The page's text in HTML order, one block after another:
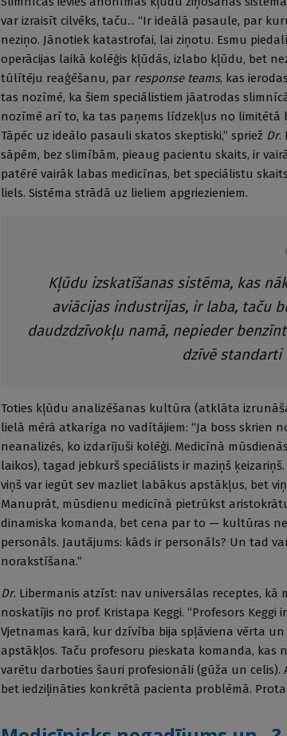
var izraisīt cilvēks, taču... “Ir ideālā pasaule, par
neziņo. Jānotiek katastrofai, lai ziņotu. Esmu
operācijas laikā kolēģis kļūdās, izlabo kļūdu, bet
tūlītēju reaģēšanu, par response teams, kas
tas nozīmē, ka šiem speciālistiem jāatrodas
nozīmē arī to, ka tas paņems līdzekļus no
Tāpēc uz ideālo pasauli skatos skeptiski,” spriež Dr.
sāpēm, bez slimībām, pieaug pacientu skaits, ir
patērē vairāk labas medicīnas, bet speciālistu
liels. Sistēma strādā uz lieliem apgriezieniem.
Kļūdu izskatīšanas sistēma, kas
aviācijas industrijas, ir laba, taču
daudzdzīvokļu namā, nepieder
dzīvē standarti
Toties kļūdu analizēšanas kultūra (atklāta
lielā mērā atkarīga no vadītājiem: “Ja boss skrien
neanalizēs, ko izdarījuši kolēģi. Medicīnā
laikos), tagad jebkurš speciālists ir maziņš
viņš var iegūt sev mazliet labākus apstākļus, bet
Manuprāt, mūsdienu medicīnā pietrūkst
dinamiska komanda, bet cena par to — kultūras
personāls. Jautājums: kāds ir personāls? Un tad
norakstīšana.”
Dr. Libermanis atzīst: nav universālas receptes,
noskatījis no prof. Kristapa Keggi. “Profesors
Vjetnamas karā, kur dzīvība bija spļāviena vērta
apstākļos. Taču profesoru pieskata komanda, kas
varētu darboties šauri profesionāli (gūža un
bet iedziļināties konkrētā pacienta problēmā.